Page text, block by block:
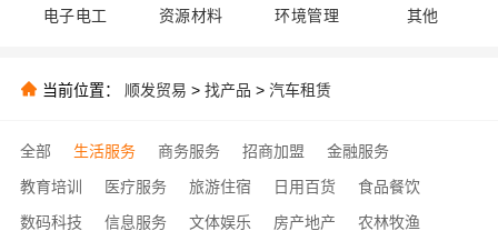
电子电工 资源材料 环境管理 其他
当前位置： 顺发贸易 > 找产品 > 汽车租赁
全部 生活服务 商务服务 招商加盟
金融服务
教育培训
医疗服务 旅游住宿 日用百货
食品餐饮
数码科技
信息服务 文体娱乐 房产地产
农林牧渔